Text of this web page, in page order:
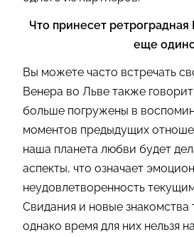
Что принесет
еще
Вы можете часто встречать
Венера во Льве также
больше погружены в
моментов предыдущих
наша планета любви будет
аспекты, что означает
неудовлетворенность
Свидания и новые
однако время для них нельзя